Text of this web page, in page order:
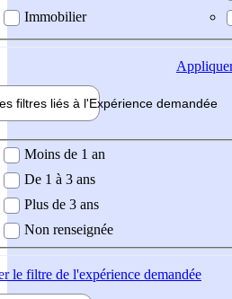
Immobilier
filtres liés à l'Expérience demandée
demandée
Moins de 1 an
De 1 à 3 ans
Plus de 3 ans
Non renseignée
le filtre de l'expérience demandée